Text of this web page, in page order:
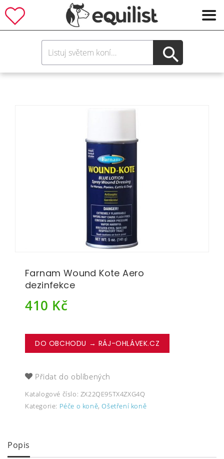
Farnam Wound Kote Aero
dezinfekce
410 Kč
DO OBCHODU → RÁJ-OHLÁVEK.CZ
Přidat do oblíbených
Katalogové číslo: ZX22QE95TX4ZXG4Q
Kategorie: Péče o koně,Ošetření koně
Popis